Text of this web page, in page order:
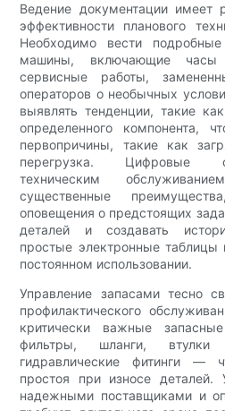
Ведение документации имеет
эффективности планового
Необходимо вести
машины, включающие часы
сервисные работы,
операторов о необычных
выявлять тенденции, такие
определенного компонента,
первопричины, такие как
перегрузка. Цифровые
техническим
существенные
оповещения о предстоящих
деталей и создавать
простые электронные
постоянном использовании.
Управление запасами тесно
профилактического
критически важные
фильтры, шланги, втулки
гидравлические фитинги —
простоя при износе деталей.
надежными поставщиками и